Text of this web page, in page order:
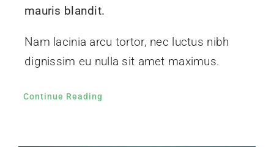
mauris blandit.
Nam lacinia arcu tortor, nec luctus nibh
dignissim eu nulla sit amet maximus.
Continue Reading